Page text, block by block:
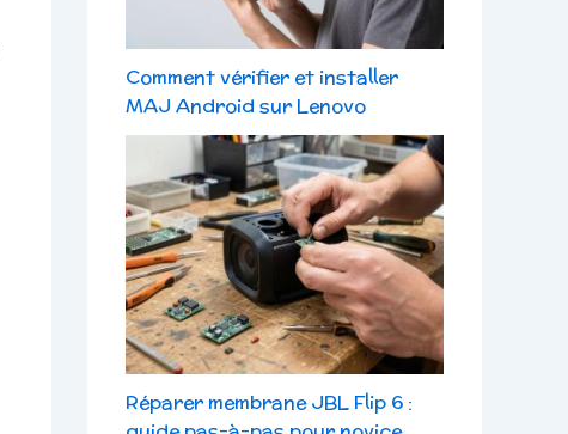
Comment vérifier et installer
MAJ Android sur Lenovo
Réparer membrane JBL Flip 6 :